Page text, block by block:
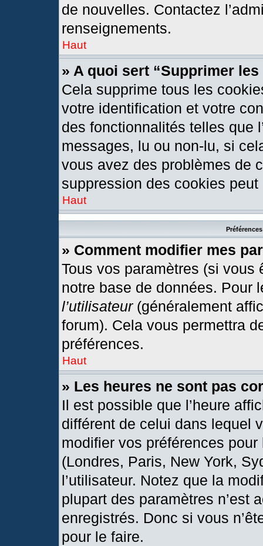
de nouvelles. Contactez
renseignements.
Haut
» A quoi sert “Supprimer
Cela supprime tous les
votre identification et votre
des fonctionnalités telles que
messages, lu ou non-lu, si
vous avez des problèmes de
suppression des cookies peut
Haut
» Comment modifier mes
Tous vos paramètres (si
notre base de données. Pour
l’utilisateur(généralement
forum). Cela vous permettra
préférences.
Haut
» Les heures ne sont pas
Il est possible que l’heure
différent de celui dans lequel
modifier vos préférences
(Londres, Paris, New York,
l’utilisateur. Notez que la
plupart des paramètres n’est
enregistrés. Donc si vous
pour le faire.